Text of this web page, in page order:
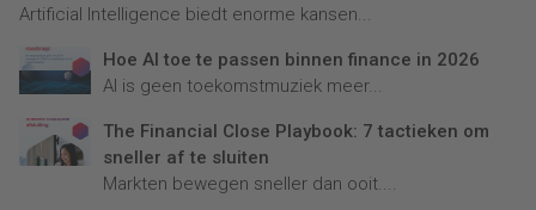
Artificial Intelligence biedt enorme kansen...
Hoe AI toe te passen binnen finance in 2026
AI is geen toekomstmuziek meer...
The Financial Close Playbook: 7 tactieken om
sneller af te sluiten
Markten bewegen sneller dan ooit....